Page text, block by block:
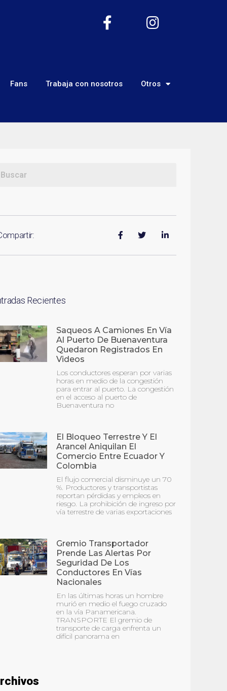
Fans Trabaja con nosotros Otros
Recientes
Saqueos A Camiones En Vía
Al Puerto De Buenaventura
Quedaron Registrados En
Videos
Los conductores esperan por varias
horas en medio de la congestión
para entrar al puerto. La congestión
en el acceso al puerto de
Buenaventura no
El Bloqueo Terrestre Y El
Arancel Aniquilan El
Comercio Entre Ecuador Y
Colombia
El flujo comercial disminuye un 70
%. Productores y transportistas
reportan pérdidas y empleos en
riesgo. La prohibición de ingreso por
vía terrestre de varias exportaciones
Gremio Transportador
Prende Las Alertas Por
Seguridad De Los
Conductores En Vías
Nacionales
En las últimas horas un hombre
murió en medio el fuego cruzado
en la vía Panamericana.
TRANSPORTE El gremio de
transporte de carga enfrenta un
difícil panorama en